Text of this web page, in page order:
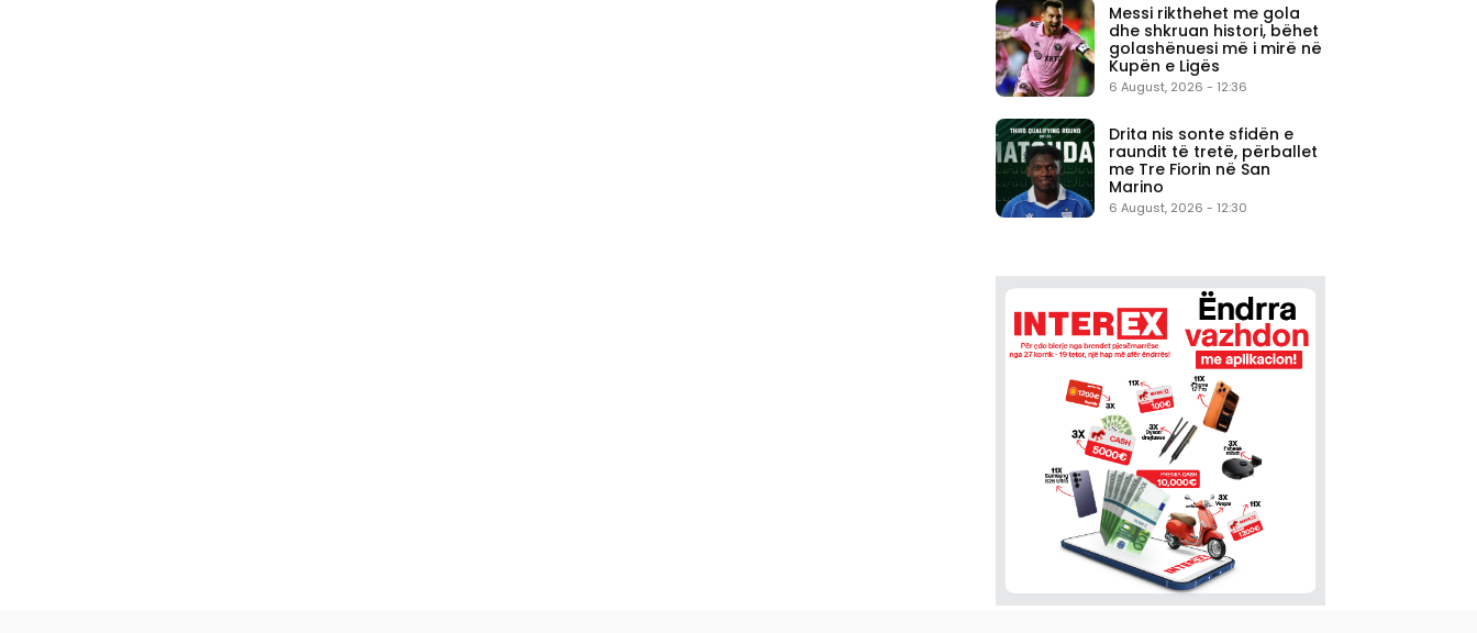
Messi rikthehet me gola
dhe shkruan histori, bëhet
golashënuesi më i mirë në
Kupën e Ligës
6 August, 2026 - 12:36
Drita nis sonte sfidën e
raundit të tretë, përballet
me Tre Fiorin në San
Marino
6 August, 2026 - 12:30